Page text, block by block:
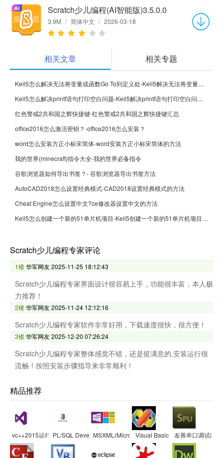
Scratch少儿编程(AI智能版)3.5.0.0
3.9M / 简体中文 / 2026-03-18
相关文章 相关专题
Keil5怎么解决无法将变量或函数Go To到定义处-Keil5解决无法将变量或函数Go To到定义处的方法
Keil5怎么解决printf语句打印空白问题-Keil5解决printf语句打印空白问题的方法
红色警戒2共和国之辉快捷键-红色警戒2共和国之辉快捷键汇总
office2016怎么激活密钥？-office2016怎么安装？
word怎么安装方正小标宋简体-word安装方正小标宋简体的方法
我的世界(minecraft)指令大全-我的世界必备指令
谷歌浏览器如何导出书签？- 谷歌浏览器导出书签方法
AutoCAD2018怎么设置经典模式-CAD2018设置经典模式的方法
Cheat Engine怎么设置中文?ce修改器设置中文的方法
Keil5怎么创建一个新的51单片机项目-Keil5创建一个新的51单片机项目的方法
Scratch少儿编程专家评论
1楼华军网友2025-11-25 18:12:43
Scratch少儿编程专家界面设计很容易上手，功能很丰富，本人极
力推荐！
2楼华军网友2025-11-24 12:12:16
Scratch少儿编程专家软件非常好用，下载速度很快，很方便！
3楼华军网友2025-12-20 07:26:24
Scratch少儿编程专家整体感觉不错，还是挺满意的,安装运行很
流畅！按照安装步骤指导来非常顺利！
精品推荐
vc++2015运行库PL/SQL DeveloperMSXML(Microsoft Core XML Services)
Visual Basic 友善串口调试助手